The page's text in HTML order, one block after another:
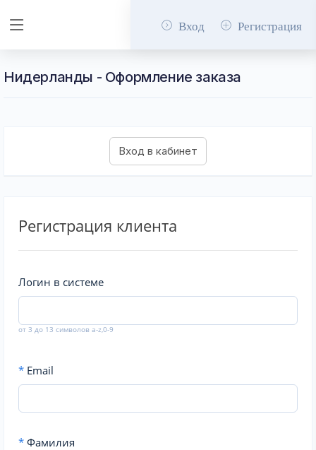
Вход Регистрация
Нидерланды - Оформление заказа
Регистрация клиента
Логин в системе
от 3 до 13 символов a-z,0-9
* Email
* Фамилия